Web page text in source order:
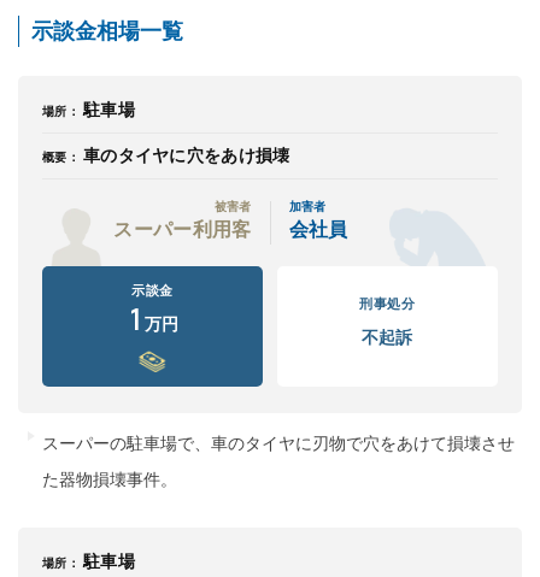
徳島 香川
九州・沖縄
熊本 大分
沖縄
相談内容から探す
痴漢 盗撮
窃盗 詐欺 逮捕 示談
示談金相場一覧
場所： 駐車場
概要： 車のタイヤに穴をあけ損壊
被害者
スーパー利用客
加害者
会社員
示談金
1 万円
刑事処分
不起訴
スーパーの駐車場で、車のタイヤに刃物で穴をあけて損壊させ
た器物損壊事件。
場所： 駐車場